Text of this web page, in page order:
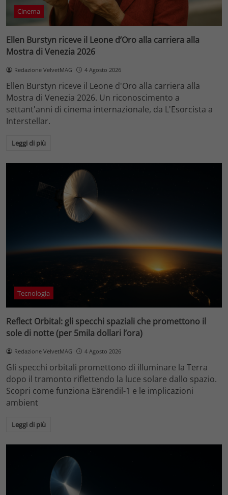
Cinema
Ellen Burstyn riceve il Leone d’Oro alla carriera alla
Mostra di Venezia 2026
Redazione VelvetMAG 4 Agosto 2026
Ellen Burstyn riceve il Leone d'Oro alla carriera alla
Mostra di Venezia 2026. Un riconoscimento a
settant'anni di cinema internazionale, da L'Esorcista a
Interstellar.
Leggi di più
Tecnologia
Reflect Orbital: gli specchi spaziali che promettono il
sole di notte (per 5mila dollari l’ora)
Redazione VelvetMAG 4 Agosto 2026
Gli specchi orbitali promettono di illuminare la Terra
dopo il tramonto riflettendo la luce solare dallo spazio.
Scopri come funziona Eärendil-1 e le implicazioni
ambient
Leggi di più